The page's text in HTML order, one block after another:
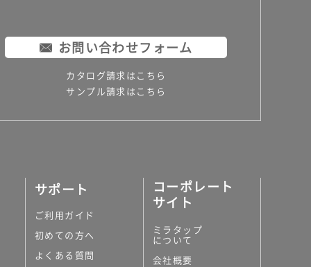
お問い合わせフォーム
カタログ請求はこちら
サンプル請求はこちら
サポート
ご利用ガイド
初めての方へ
よくある質問
コーポレート
サイト
ミラタップ
について
会社概要